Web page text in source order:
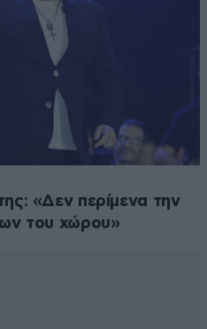
«Δεν περίμενα την
του χώρου»